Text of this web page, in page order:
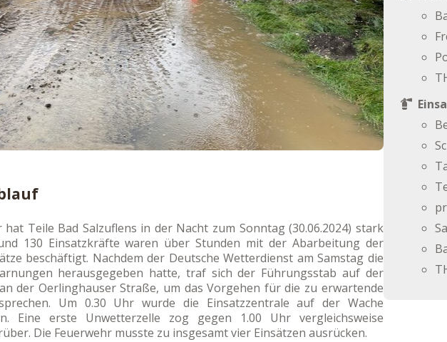
hat Teile Bad Salzuflens in der Nacht zum Sonntag (30.06.2024) stark
130 Einsatzkräfte waren über Stunden mit der Abarbeitung der
beschäftigt. Nachdem der Deutsche Wetterdienst am Samstag die
herausgegeben hatte, traf sich der Führungsstab auf der
der Oerlinghauser Straße, um das Vorgehen für die zu erwartende
Um 0.30 Uhr wurde die Einsatzzentrale auf der Wache
Eine erste Unwetterzelle zog gegen 1.00 Uhr vergleichsweise
Die Feuerwehr musste zu insgesamt vier Einsätzen ausrücken.